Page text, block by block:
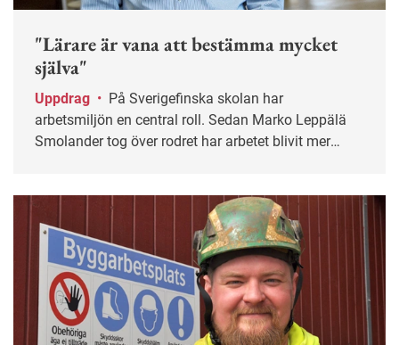
"Lärare är vana att bestämma mycket
själva"
Uppdrag •
arbetsmiljön en central roll. Sedan Marko Leppälä
Smolander tog över rodret har arbetet blivit mer